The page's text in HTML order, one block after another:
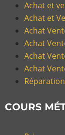
Achat et
Achat et
Achat
Achat
Achat
Achat
COURS